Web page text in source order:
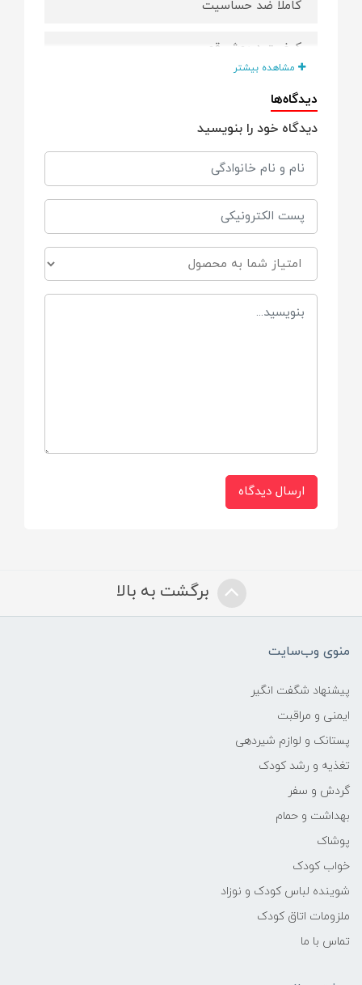
کاملا ضد حساسیت
کیفیت درپوش قوی
برای تسکین درد نفخ و کولیک
روکش نرم و لطیف
مناسب برای
از بدو تولد
ابعاد
22*14
مشاهده بیشتر
دیدگاه‌ها
دیدگاه خود را بنویسید
ارسال دیدگاه
برگشت به بالا
منوی وب‌سایت
پیشنهاد شگفت انگیر
ایمنی و مراقبت
پستانک و لوازم شیردهی
تغذیه و رشد کودک
گردش و سفر
بهداشت و حمام
پوشاک
خواب کودک
شوینده لباس کودک و نوزاد
ملزومات اتاق کودک
تماس با ما